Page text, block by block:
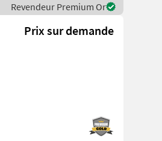
Revendeur Premium Or
Prix sur demande